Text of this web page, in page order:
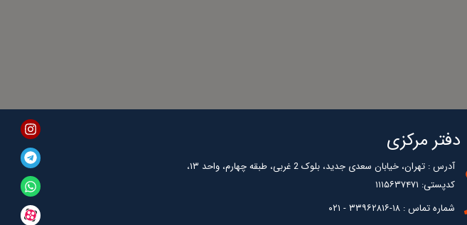
دفتر مرکزی
آدرس : تهران، خیابان سعدی جدید، بلوک 2 غربی، طبقه چهارم، واحد ۱۳،
کدپستی: ۱۱۱۵۶۳۷۴۷۱
شماره تماس : ۱۸-۳۳۹۶۲۸۱۶ - ۰۲۱